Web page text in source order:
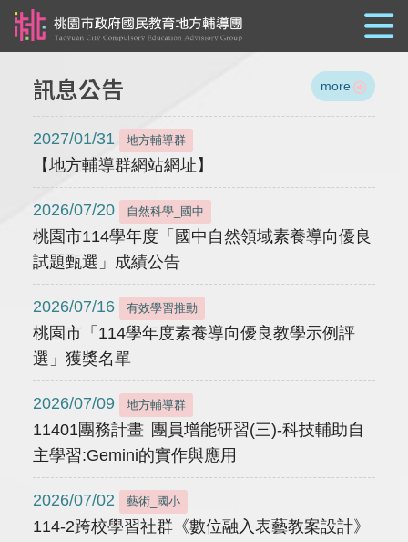
訊息公告 more
2027/01/31 地方輔導群
【地方輔導群網站網址】
2026/07/20 自然科學_國中
桃園市114學年度「國中自然領域素養導向優良
試題甄選」成績公告
2026/07/16 有效學習推動
桃園市「114學年度素養導向優良教學示例評
選」獲獎名單
2026/07/09 地方輔導群
11401團務計畫 團員增能研習(三)-科技輔助自
主學習:Gemini的實作與應用
2026/07/02 藝術_國小
114-2跨校學習社群《數位融入表藝教案設計》